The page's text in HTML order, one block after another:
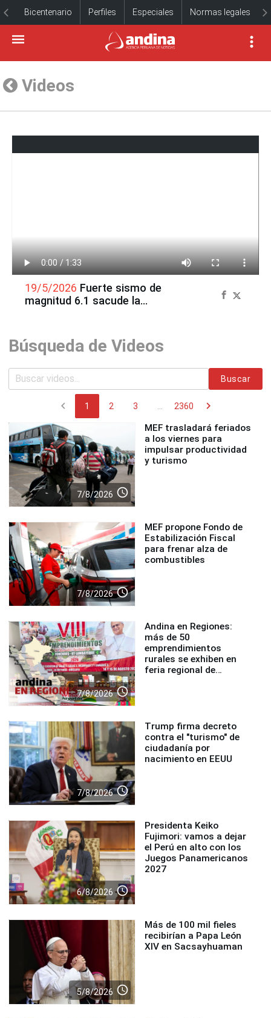
Bicentenario Perfiles Especiales Normas legales
Videos
19/5/2026 Fuerte sismo de
magnitud 6.1 sacude la
Búsqueda de Videos
Buscar
chevron_left 1 2 3 2360 chevron_right
7/8/2026 access_time
MEF trasladará feriados
a los viernes para
impulsar productividad
y turismo
7/8/2026 access_time
MEF propone Fondo de
Estabilización Fiscal
para frenar alza de
combustibles
7/8/2026 access_time
Andina en Regiones:
más de 50
emprendimientos
rurales se exhiben en
feria regional de
7/8/2026 access_time
Trump firma decreto
contra el "turismo" de
ciudadanía por
nacimiento en EEUU
6/8/2026 access_time
Presidenta Keiko
Fujimori: vamos a dejar
el Perú en alto con los
Juegos Panamericanos
2027
5/8/2026 access_time
Más de 100 mil fieles
recibirían a Papa León
XIV en Sacsayhuaman